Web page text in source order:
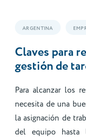
ARGENTINA
Claves para
gestión de
Para alcanzar los
necesita de una
la asignación de
del equipo hasta